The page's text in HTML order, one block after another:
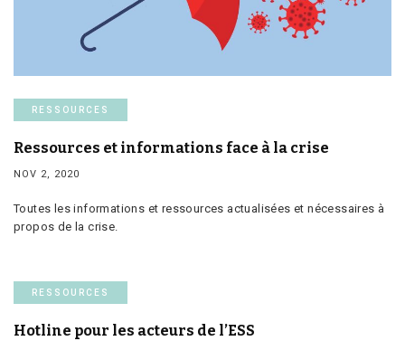
RESSOURCES
Ressources et informations face à la crise
NOV 2, 2020
Toutes les informations et ressources actualisées et nécessaires à
propos de la crise.
RESSOURCES
Hotline pour les acteurs de l’ESS